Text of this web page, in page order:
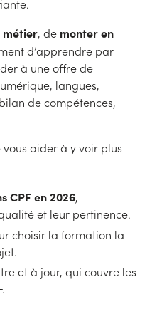
métier, de monter en
d’apprendre par
à une offre de
langues,
de compétences,
aider à y voir plus
CPF en 2026,
et leur pertinence.
choisir la formation la
et à jour, qui couvre les